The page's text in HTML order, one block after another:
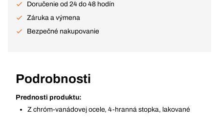
Doručenie od 24 do 48 hodín
Záruka a výmena
Bezpečné nakupovanie
Podrobnosti
Prednosti produktu:
Z chróm-vanádovej ocele, 4-hranná stopka, lakované